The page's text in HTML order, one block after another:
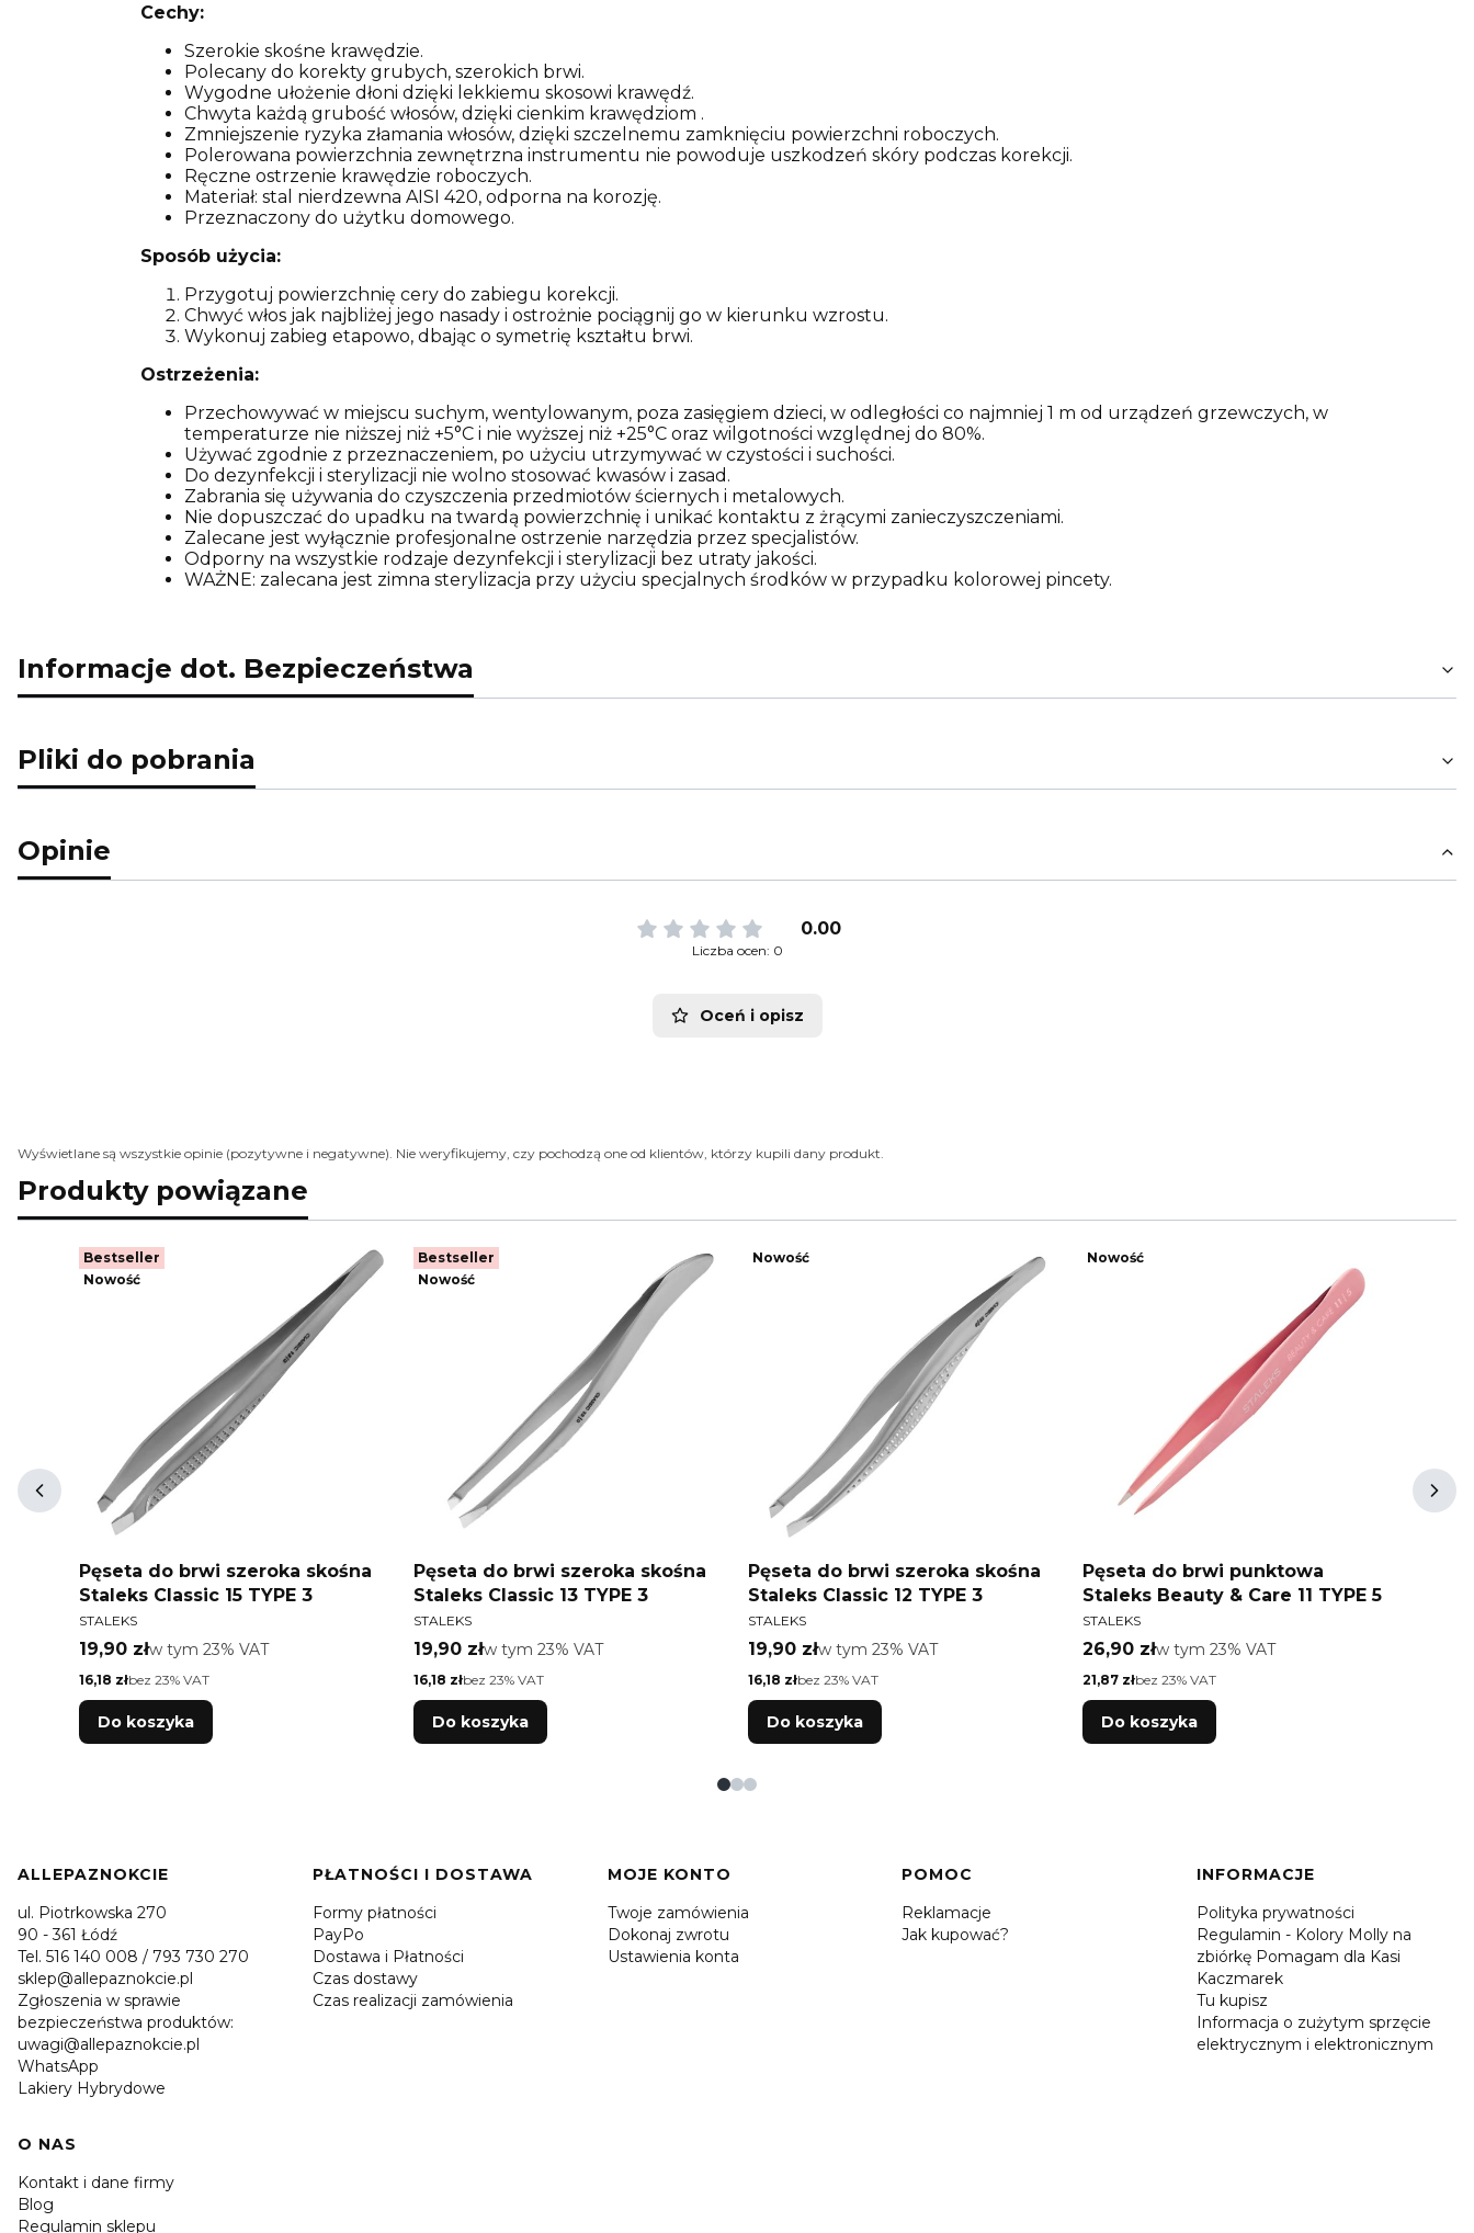
Cechy:
Szerokie skośne krawędzie.
Polecany do korekty grubych, szerokich brwi.
Wygodne ułożenie dłoni dzięki lekkiemu skosowi krawędź.
Chwyta każdą grubość włosów, dzięki cienkim krawędziom .
Zmniejszenie ryzyka złamania włosów, dzięki szczelnemu zamknięciu powierzchni roboczych.
Polerowana powierzchnia zewnętrzna instrumentu nie powoduje uszkodzeń skóry podczas korekcji.
Ręczne ostrzenie krawędzie roboczych.
Materiał: stal nierdzewna AISI 420, odporna na korozję.
Przeznaczony do użytku domowego.
Sposób użycia:
Przygotuj powierzchnię cery do zabiegu korekcji.
Chwyć włos jak najbliżej jego nasady i ostrożnie pociągnij go w kierunku wzrostu.
Wykonuj zabieg etapowo, dbając o symetrię kształtu brwi.
Ostrzeżenia:
Przechowywać w miejscu suchym, wentylowanym, poza zasięgiem dzieci, w odległości co najmniej 1 m od urządzeń grzewczych, w
temperaturze nie niższej niż +5°C i nie wyższej niż +25°C oraz wilgotności względnej do 80%.
Używać zgodnie z przeznaczeniem, po użyciu utrzymywać w czystości i suchości.
Do dezynfekcji i sterylizacji nie wolno stosować kwasów i zasad.
Zabrania się używania do czyszczenia przedmiotów ściernych i metalowych.
Nie dopuszczać do upadku na twardą powierzchnię i unikać kontaktu z żrącymi zanieczyszczeniami.
Zalecane jest wyłącznie profesjonalne ostrzenie narzędzia przez specjalistów.
Odporny na wszystkie rodzaje dezynfekcji i sterylizacji bez utraty jakości.
WAŻNE: zalecana jest zimna sterylizacja przy użyciu specjalnych środków w przypadku kolorowej pincety.
Informacje dot. Bezpieczeństwa
Pliki do pobrania
Opinie
0.00
Liczba ocen: 0
Oceń i opisz
Wyświetlane są wszystkie opinie (pozytywne i negatywne). Nie weryfikujemy, czy pochodzą one od klientów, którzy kupili dany produkt.
Produkty powiązane
Bestseller
Nowość
Pęseta do brwi szeroka skośna
Staleks Classic 15 TYPE 3
PRODUCENT
STALEKS
Cena brutto
19,90 złw tym %s VAT
w tym 23% VAT
Cena netto
16,18 złbez 23% VAT
Do koszyka
Bestseller
Nowość
Pęseta do brwi szeroka skośna
Staleks Classic 13 TYPE 3
PRODUCENT
STALEKS
Cena brutto
19,90 złw tym %s VAT
w tym 23% VAT
Cena netto
16,18 złbez 23% VAT
Do koszyka
Nowość
Pęseta do brwi szeroka skośna
Staleks Classic 12 TYPE 3
PRODUCENT
STALEKS
Cena brutto
19,90 złw tym %s VAT
w tym 23% VAT
Cena netto
16,18 złbez 23% VAT
Do koszyka
Nowość
Pęseta do brwi punktowa
Staleks Beauty & Care 11 TYPE 5
PRODUCENT
STALEKS
Cena brutto
26,90 złw tym %s VAT
w tym 23% VAT
Cena netto
21,87 złbez 23% VAT
Do koszyka
Linki w stopce
ALLEPAZNOKCIE
ul. Piotrkowska 270
90 - 361 Łódź
Tel. 516 140 008 / 793 730 270
sklep@allepaznokcie.pl
Zgłoszenia w sprawie
bezpieczeństwa produktów:
uwagi@allepaznokcie.pl
WhatsApp
Lakiery Hybrydowe
PŁATNOŚCI I DOSTAWA
Formy płatności
PayPo
Dostawa i Płatności
Czas dostawy
Czas realizacji zamówienia
MOJE KONTO
Twoje zamówienia
Dokonaj zwrotu
Ustawienia konta
POMOC
Reklamacje
Jak kupować?
INFORMACJE
Polityka prywatności
Regulamin - Kolory Molly na
zbiórkę Pomagam dla Kasi
Kaczmarek
Tu kupisz
Informacja o zużytym sprzęcie
elektrycznym i elektronicznym
O NAS
Kontakt i dane firmy
Blog
Regulamin sklepu